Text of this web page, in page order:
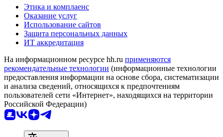
Этика и комплаенс
Оказание услуг
Использование сайтов
Защита персональных данных
ИТ аккредитация
На информационном ресурсе hh.ru применяются
рекомендательные технологии (информационные технологии
предоставления информации на основе сбора, систематизации
и анализа сведений, относящихся к предпочтениям
пользователей сети «Интернет», находящихся на территории
Российской Федерации)